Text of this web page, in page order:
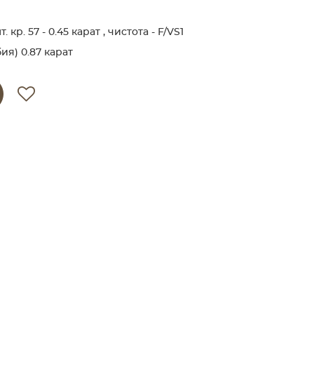
57 - 0.45 карат , чистота - F/VS1
0.87 карат